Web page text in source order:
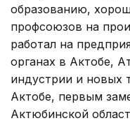
образованию,
профсоюзов на
работал на
органах в Актобе,
индустрии и новых
Актобе, первым
Актюбинской